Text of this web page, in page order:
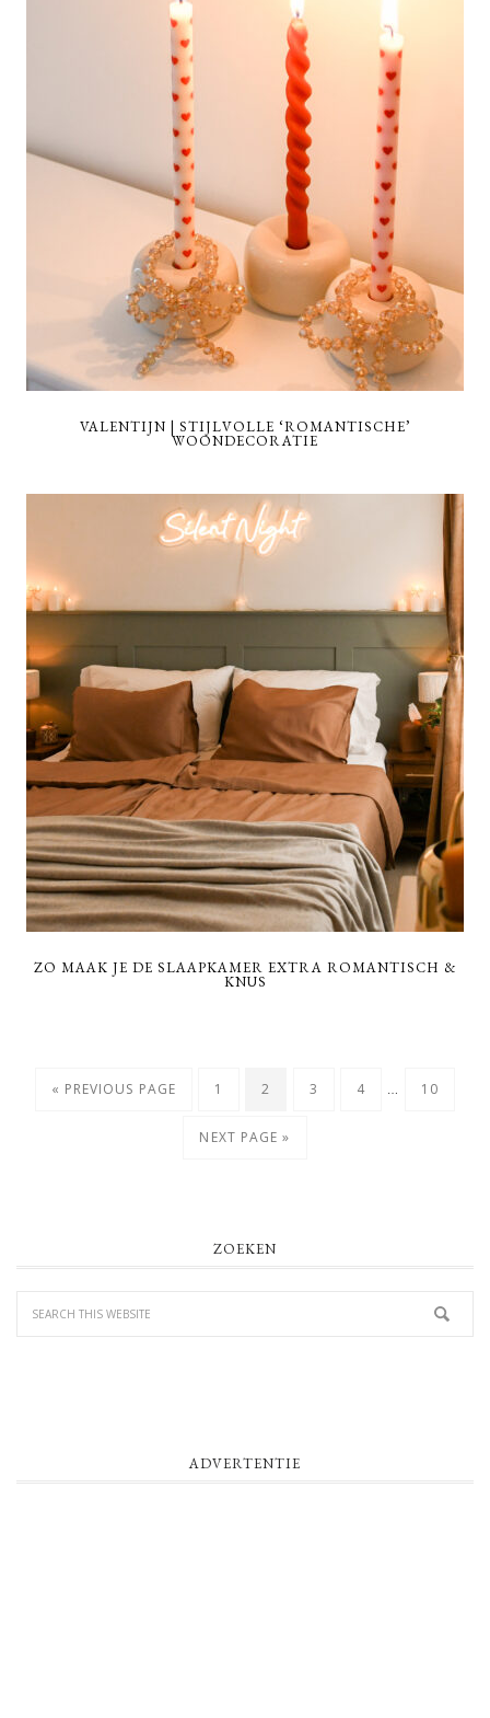
VALENTIJN | STIJLVOLLE ‘ROMANTISCHE’
WOONDECORATIE
ZO MAAK JE DE SLAAPKAMER EXTRA ROMANTISCH &
KNUS
« GO
PREVIOUS PAGE PAGE
1 PAGE
2 PAGE
3 PAGE
4
Interim
… PAGE
10
GO
NEXT PAGE »
ZOEKEN
ADVERTENTIE